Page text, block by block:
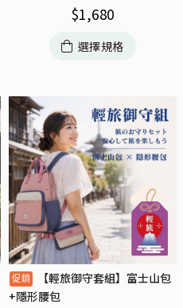
$1,680
選擇規格
【輕旅御守套組】富士山包
+隱形腰包